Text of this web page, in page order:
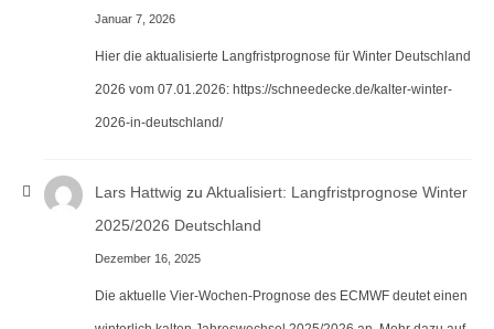
Januar 7, 2026
Hier die aktualisierte Langfristprognose für Winter Deutschland
2026 vom 07.01.2026: https://schneedecke.de/kalter-winter-
2026-in-deutschland/
Lars Hattwig zu Aktualisiert: Langfristprognose Winter
2025/2026 Deutschland
Dezember 16, 2025
Die aktuelle Vier-Wochen-Prognose des ECMWF deutet einen